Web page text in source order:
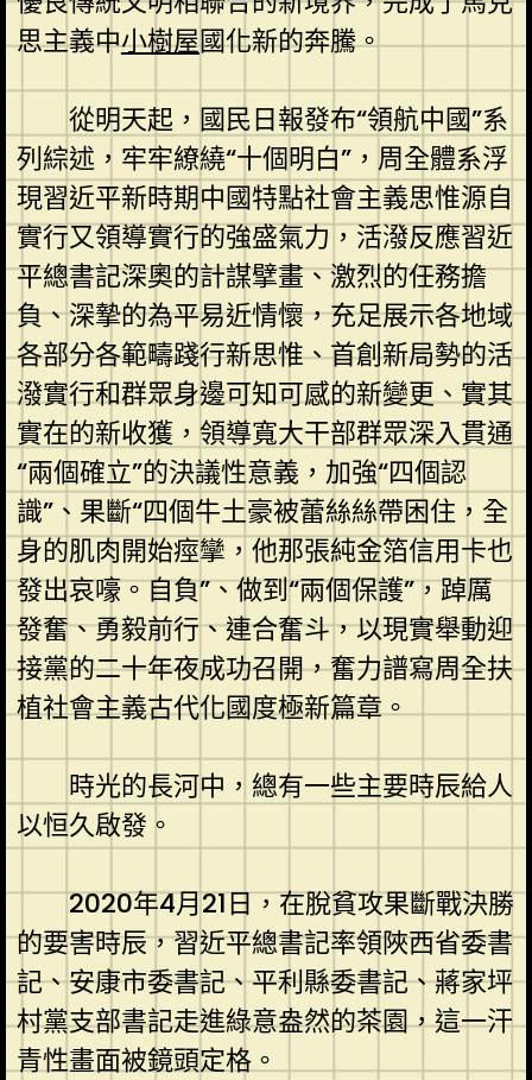
思主義中小樹屋國化新的奔騰。
從明天起，國民日報發布“領航中國”系
列綜述，牢牢繚繞“十個明白”，周全體系浮
現習近平新時期中國特點社會主義思惟源自
實行又領導實行的強盛氣力，活潑反應習近
平總書記深奧的計謀擘畫、激烈的任務擔
負、深摯的為平易近情懷，充足展示各地域
各部分各範疇踐行新思惟、首創新局勢的活
潑實行和群眾身邊可知可感的新變更、實其
實在的新收獲，領導寬大干部群眾深入貫通
“兩個確立”的決議性意義，加強“四個認
識”、果斷“四個牛土豪被蕾絲絲帶困住，全
身的肌肉開始痙攣，他那張純金箔信用卡也
發出哀嚎。自負”、做到“兩個保護”，踔厲
發奮、勇毅前行、連合奮斗，以現實舉動迎
接黨的二十年夜成功召開，奮力譜寫周全扶
植社會主義古代化國度極新篇章。
時光的長河中，總有一些主要時辰給人
以恒久啟發。
2020年4月21日，在脫貧攻果斷戰決勝
的要害時辰，習近平總書記率領陜西省委書
記、安康市委書記、平利縣委書記、蔣家坪
村黨支部書記走進綠意盎然的茶園，這一汗
青性畫面被鏡頭定格。